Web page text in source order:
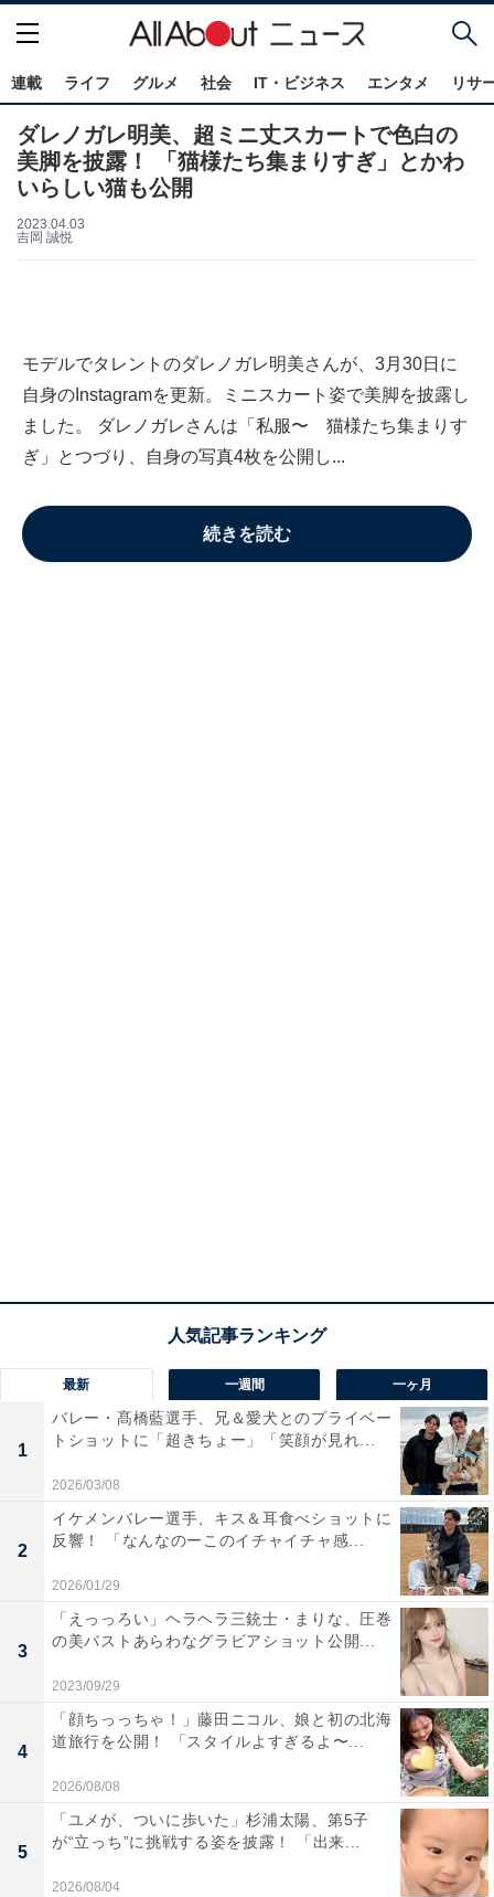
連載 ライフ グルメ 社会 IT・ビジネス エンタメ リサ
ダレノガレ明美、超ミニ丈スカートで色白の
美脚を披露！ 「猫様たち集まりすぎ」とかわ
いらしい猫も公開
2023.04.03
吉岡 誠悦
モデルでタレントのダレノガレ明美さんが、3月30日に
自身のInstagramを更新。ミニスカート姿で美脚を披露し
ました。 ダレノガレさんは「私服〜 猫様たち集まりす
ぎ」とつづり、自身の写真4枚を公開し...
続きを読む
最新 一週間 一ヶ月
1
バレー・髙橋藍選手、兄＆愛犬とのプライベー
トショットに「超きちょー」「笑顔が見れ...
2026/03/08
2
イケメンバレー選手、キス＆耳食べショットに
反響！ 「なんなのーこのイチャイチャ感...
2026/01/29
3
「えっっろい」ヘラヘラ三銃士・まりな、圧巻
の美バストあらわなグラビアショット公開...
2023/09/29
4
「顔ちっっちゃ！」藤田ニコル、娘と初の北海
道旅行を公開！ 「スタイルよすぎるよ〜...
2026/08/08
5
「ユメが、ついに歩いた」杉浦太陽、第5子
が“立っち”に挑戦する姿を披露！ 「出来...
2026/08/04